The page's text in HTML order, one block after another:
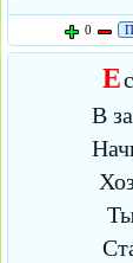
0
Е
В